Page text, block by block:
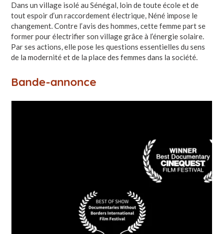
Dans un village isolé au Sénégal, loin de toute école et de
tout espoir d’un raccordement électrique, Néné impose le
changement. Contre l’avis des hommes, cette femme part se
former pour électrifier son village grâce à l’énergie solaire.
Par ses actions, elle pose les questions essentielles du sens
de la modernité et de la place des femmes dans la société.
Bande-annonce